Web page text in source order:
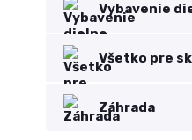
Vybavenie
Všetko pre
Záhrada